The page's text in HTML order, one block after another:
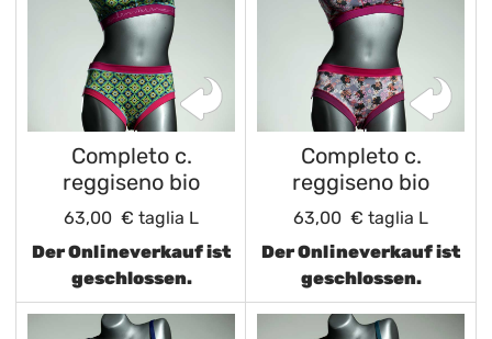
Completo c.
reggiseno bio
63,00 € taglia L
Der Onlineverkauf ist
geschlossen.
Completo c.
reggiseno bio
63,00 € taglia L
Der Onlineverkauf ist
geschlossen.